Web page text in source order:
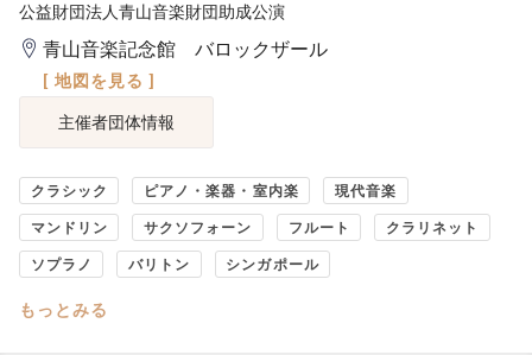
公益財団法人青山音楽財団助成公演
青山音楽記念館 バロックザール
[ 地図を見る ]
主催者団体情報
クラシック ピアノ・楽器・室内楽 現代音楽
マンドリン サクソフォーン フルート クラリネット
ソプラノ バリトン シンガポール
もっとみる